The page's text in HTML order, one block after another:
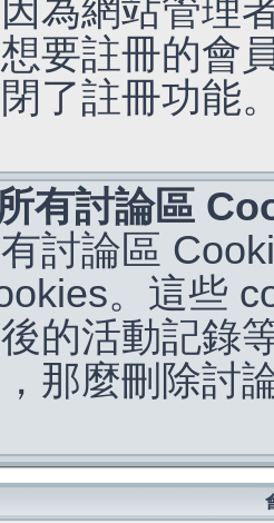
為網站管理
要註冊的會
了註冊功能
有討論區
有討論區
。這些
的活動記錄
那麼刪除討